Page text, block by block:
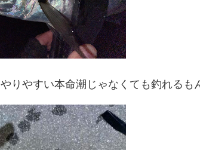
りやすい本命潮じゃなくても釣れるも